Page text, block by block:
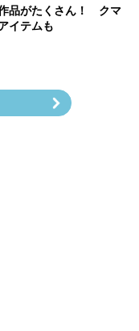
品がたくさん！ クマ
イテムも